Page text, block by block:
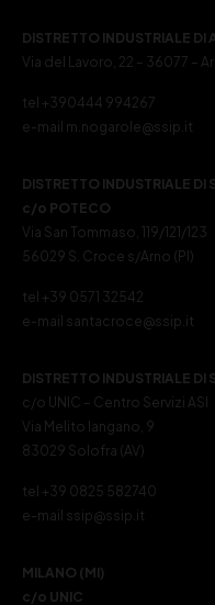
DISTRETTO INDUSTRIALE DI
Via del Lavoro, 22 – 36077 –
tel +390444 994267
e-mail m.nogarole@ssip.it
DISTRETTO INDUSTRIALE DI
c/o POTECO
Via San Tommaso, 119/121/123
56029 S. Croce s/Arno (PI)
tel +39 0571 32542
e-mail santacroce@ssip.it
DISTRETTO INDUSTRIALE DI
c/o UNIC – Centro Servizi ASI
Via Melito Iangano, 9
83029 Solofra (AV)
tel +39 0825 582740
e-mail ssip@ssip.it
MILANO (MI)
c/o UNIC